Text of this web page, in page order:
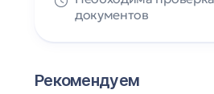
документов
Рекомендуем